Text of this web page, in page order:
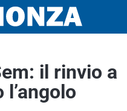
il rinvio a